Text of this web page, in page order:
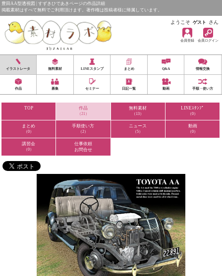
豊田AA型透視図 | すずきひであきページの作品詳細
掲載素材はすべて無料でご利用頂けます。著作権は投稿者様に帰属しています。
ようこそ ゲスト さん
会員登録 会員ログイン
イラストレータ 無料素材 LINEスタンプ まとめ Q&A 情報交換
作品 募集 セミナー 日記一覧 動画 手順・使い方
TOP 作品
（21）
無料素材
（13）
LINEｽﾀﾝﾌﾟ
（0）
まとめ
（0）
手順使い方
（2）
ニュース
（5）
動画
（0）
講習会
（0）
仕事依頼
お問合せ